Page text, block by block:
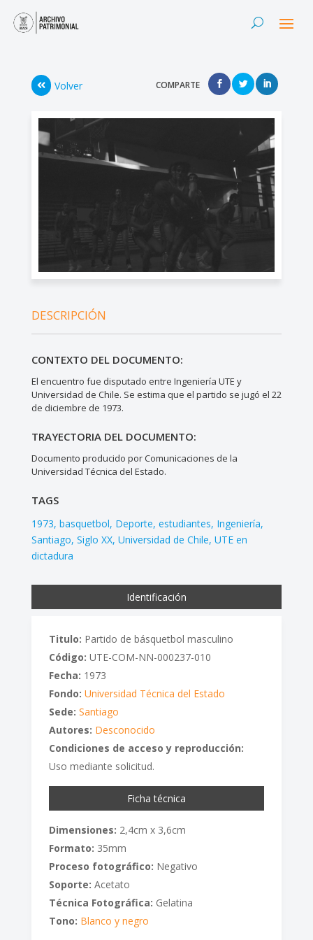
Volver COMPARTE
DESCRIPCIÓN
CONTEXTO DEL DOCUMENTO:
El encuentro fue disputado entre Ingeniería UTE y
Universidad de Chile. Se estima que el partido se jugó el 22
de diciembre de 1973.
TRAYECTORIA DEL DOCUMENTO:
Documento producido por Comunicaciones de la
Universidad Técnica del Estado.
TAGS
1973 basquetbol Deporte estudiantes Ingeniería
Santiago Siglo XX Universidad de Chile UTE en
dictadura
Identificación
Titulo: Partido de básquetbol masculino
Código: UTE-COM-NN-000237-010
Fecha: 1973
Fondo: Universidad Técnica del Estado
Sede: Santiago
Autores: Desconocido
Condiciones de acceso y reproducción:
Uso mediante solicitud.
Ficha técnica
Dimensiones: 2,4cm x 3,6cm
Formato: 35mm
Proceso fotográfico: Negativo
Soporte: Acetato
Técnica Fotográfica: Gelatina
Tono: Blanco y negro